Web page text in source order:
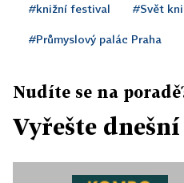
#knižní festival #Svět
#Průmyslový palác Praha
Nudíte se na
Vyřešte